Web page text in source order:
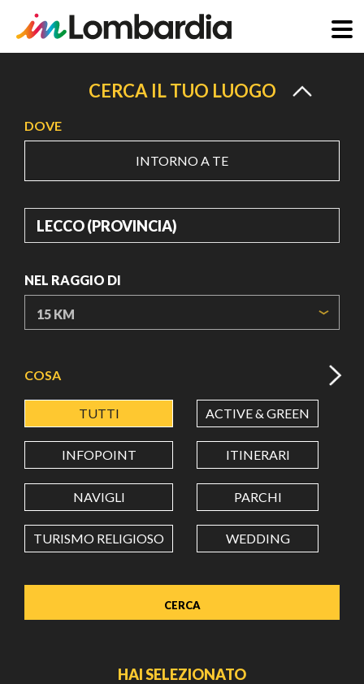
principale
CERCA IL TUO LUOGO
DOVE
INTORNO A TE
DOVE
NEL RAGGIO DI
LATITUDINE
LONGITUDINE
Value in decimal degrees. Use dot (.) as decimal separator.
COSA
TUTTI ACTIVE & GREEN
INFOPOINT ITINERARI
NAVIGLI PARCHI
TURISMO RELIGIOSO WEDDING
HAI SELEZIONATO